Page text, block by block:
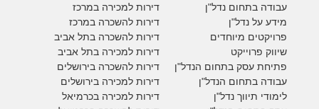
דירות למכירה במרכז
דירות להשכרה במרכז
דירות להשכרה בתל אביב
דירות למכירה בתל אביב
דירות להשכרה בירושלים
דירות למכירה בירושלים
דירות למכירה בכרמיאל
עבודה בתחום נדל"ן
מידע על נדל"ן
פרויקטים מיוחדים
שיווק פרוייקט
פתיחת עסק בתחום הנדל"ן
עבודה בתחום הנדל"ן
לימודי תיווך נדל"ן